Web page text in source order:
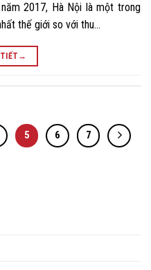
2017, Hà Nội là một trong
thế giới so với thu…
→
5 6 7